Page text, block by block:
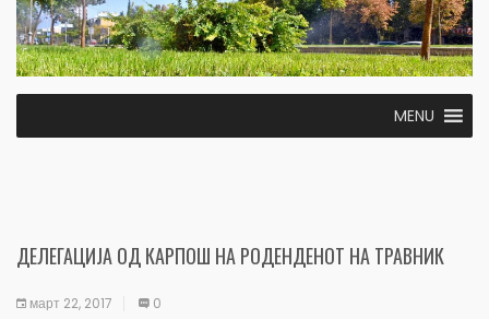
MENU
ДЕЛEГАЦИЈА ОД КАРПОШ НА РОДЕНДЕНОТ НА ТРАВНИК
март 22, 2017 0